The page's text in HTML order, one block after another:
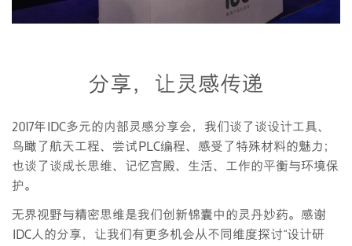
分享，让灵感传递
2017年IDC多元的内部灵感分享会，我们谈了谈设计工具、
鸟瞰了航天工程、尝试PLC编程、感受了特殊材料的魅力；
也谈了谈成长思维、记忆宫殿、生活、工作的平衡与环境保
护。
无界视野与精密思维是我们创新锦囊中的灵丹妙药。感谢
IDC人的分享，让我们有更多机会从不同维度探讨“设计研